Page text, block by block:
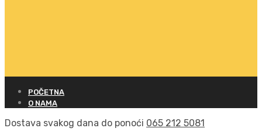
POČETNA
O NAMA
Dostava svakog dana do ponoći 065 212 5081